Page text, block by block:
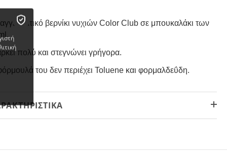
βερνίκι νυχιών Color Club σε μπουκαλάκι των
πολύ και στεγνώνει γρήγορα.
του δεν περιέχει Toluene και φορμαλδεΰδη.